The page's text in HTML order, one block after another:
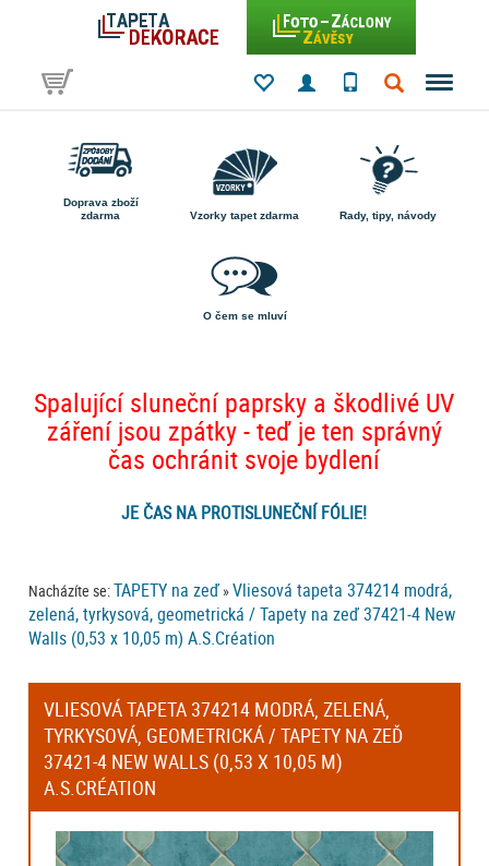
Doprava zboží
zdarma
Vzorky tapet zdarma Rady, tipy, návody
O čem se mluví
Spalující sluneční paprsky a škodlivé UV
záření jsou zpátky - teď je ten správný
čas ochránit svoje bydlení
JE ČAS NA PROTISLUNEČNÍ FÓLIE!
Nacházíte se:TAPETY na zeď »Vliesová tapeta 374214 modrá,
zelená, tyrkysová, geometrická / Tapety na zeď 37421-4 New
Walls (0,53 x 10,05 m) A.S.Création
VLIESOVÁ TAPETA 374214 MODRÁ, ZELENÁ,
TYRKYSOVÁ, GEOMETRICKÁ / TAPETY NA ZEĎ
37421-4 NEW WALLS (0,53 X 10,05 M)
A.S.CRÉATION